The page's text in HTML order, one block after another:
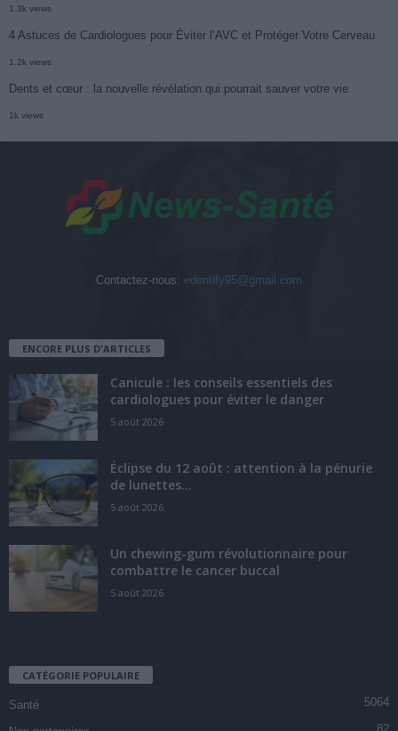
1.3k views
4 Astuces de Cardiologues pour Éviter l’AVC et Protéger Votre Cerveau
1.2k views
Dents et cœur : la nouvelle révélation qui pourrait sauver votre vie
1k views
Contactez-nous: edentify95@gmail.com
ENCORE PLUS D'ARTICLES
Canicule : les conseils essentiels des
cardiologues pour éviter le danger
5 août 2026
Éclipse du 12 août : attention à la pénurie
de lunettes...
5 août 2026
Un chewing-gum révolutionnaire pour
combattre le cancer buccal
5 août 2026
CATÉGORIE POPULAIRE
Santé 5064